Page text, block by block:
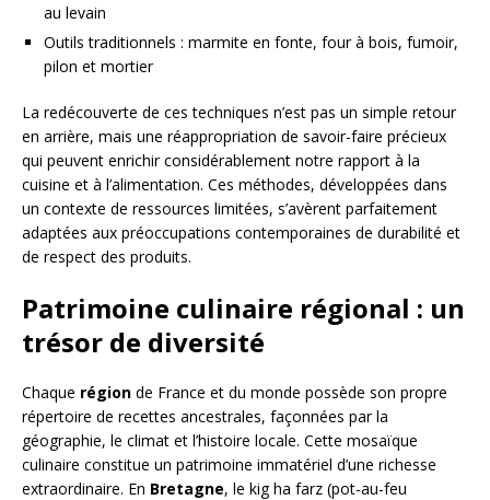
au levain
Outils traditionnels : marmite en fonte, four à bois, fumoir,
pilon et mortier
La redécouverte de ces techniques n’est pas un simple retour
en arrière, mais une réappropriation de savoir-faire précieux
qui peuvent enrichir considérablement notre rapport à la
cuisine et à l’alimentation. Ces méthodes, développées dans
un contexte de ressources limitées, s’avèrent parfaitement
adaptées aux préoccupations contemporaines de durabilité et
de respect des produits.
Patrimoine culinaire régional : un
trésor de diversité
Chaque région de France et du monde possède son propre
répertoire de recettes ancestrales, façonnées par la
géographie, le climat et l’histoire locale. Cette mosaïque
culinaire constitue un patrimoine immatériel d’une richesse
extraordinaire. En Bretagne, le kig ha farz (pot-au-feu